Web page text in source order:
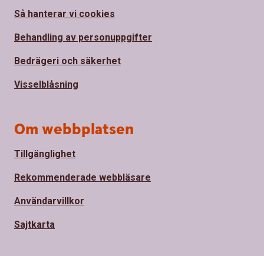
Så hanterar vi cookies
Behandling av personuppgifter
Bedrägeri och säkerhet
Visselblåsning
Om webbplatsen
Tillgänglighet
Rekommenderade webbläsare
Användarvillkor
Sajtkarta